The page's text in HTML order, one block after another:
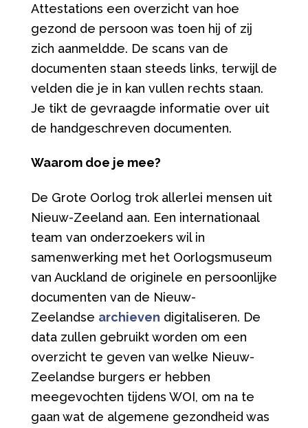
Attestations een overzicht van hoe
gezond de persoon was toen hij of zij
zich aanmeldde. De scans van de
documenten staan steeds links, terwijl de
velden die je in kan vullen rechts staan.
Je tikt de gevraagde informatie over uit
de handgeschreven documenten.
Waarom doe je mee?
De Grote Oorlog trok allerlei mensen uit
Nieuw-Zeeland aan. Een internationaal
team van onderzoekers wil in
samenwerking met het Oorlogsmuseum
van Auckland de originele en persoonlijke
documenten van de Nieuw-
Zeelandse archieven digitaliseren. De
data zullen gebruikt worden om een
overzicht te geven van welke Nieuw-
Zeelandse burgers er hebben
meegevochten tijdens WOI, om na te
gaan wat de algemene gezondheid was